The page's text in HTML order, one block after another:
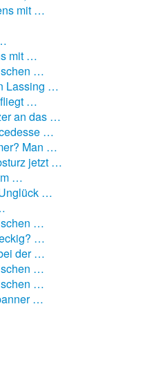
mit …
mit …
…
Lassing …
fliegt …
an das …
…
Man …
jetzt …
…
…
…
…
der …
…
…
…